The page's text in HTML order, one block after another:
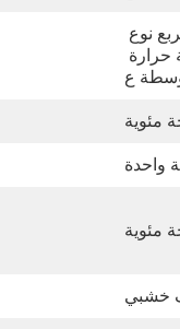
ع
واحدة
خشبي